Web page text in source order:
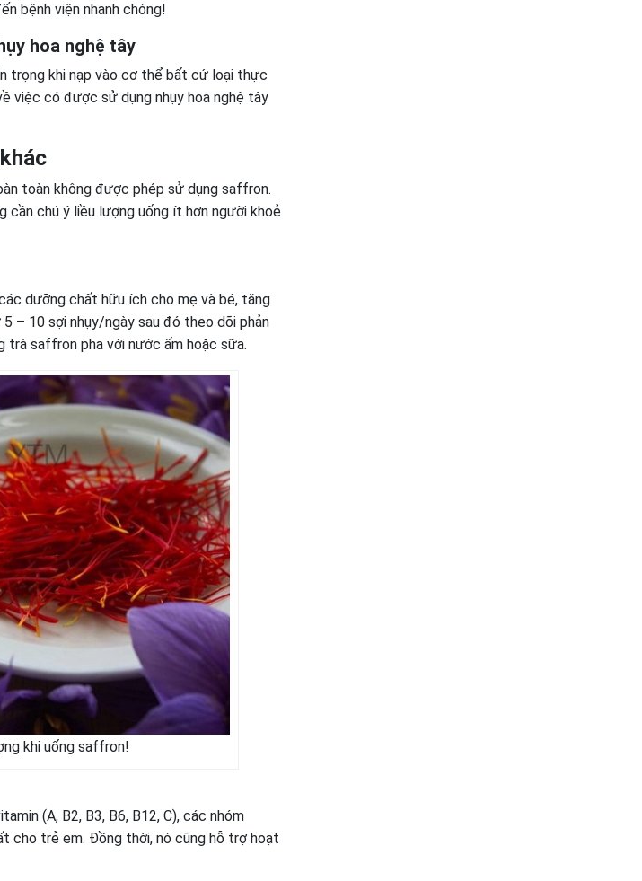
bệnh viện nhanh chóng!
hoa nghệ tây
trọng khi nạp vào cơ thể bất cứ loại thực
việc có được sử dụng nhụy hoa nghệ tây
toàn không được phép sử dụng saffron.
chú ý liều lượng uống ít hơn người khoẻ
dưỡng chất hữu ích cho mẹ và bé, tăng
– 10 sợi nhụy/ngày sau đó theo dõi phản
trà saffron pha với nước ấm hoặc sữa.
khi uống saffron!
(A, B2, B3, B6, B12, C), các nhóm
cho trẻ em. Đồng thời, nó cũng hỗ trợ hoạt